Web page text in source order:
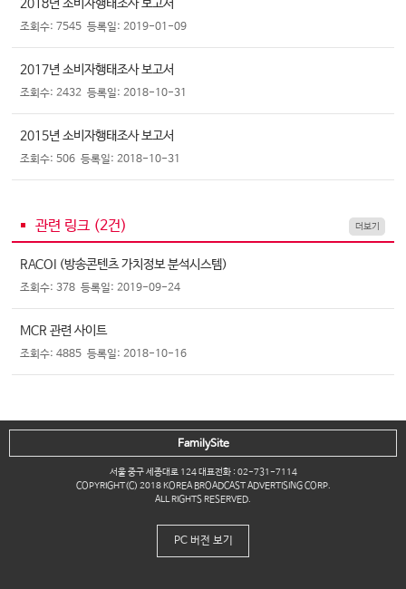
2018년 소비자행태조사 보고서
조회수: 7545 등록일: 2019-01-09
2017년 소비자행태조사 보고서
조회수: 2432 등록일: 2018-10-31
2015년 소비자행태조사 보고서
조회수: 506 등록일: 2018-10-31
관련 링크 (2건) 더보기
RACOI (방송콘텐츠 가치정보 분석시스템)
조회수: 378 등록일: 2019-09-24
MCR 관련 사이트
조회수: 4885 등록일: 2018-10-16
서울 중구 세종대로 124 대표전화 : 02-731-7114
COPYRIGHT(C) 2018 KOREA BROADCAST ADVERTISING CORP.
ALL RIGHTS RESERVED.
FamilySite
PC 버전 보기